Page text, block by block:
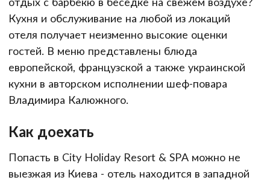
Кухня и обслуживание на любой из локаций
отеля получает неизменно высокие оценки
гостей. В меню представлены блюда
европейской, французской а также украинской
кухни в авторском исполнении шеф-повара
Владимира Калюжного.
Как доехать
Попасть в City Holiday Resort & SPA можно не
выезжая из Киева - отель находится в западной